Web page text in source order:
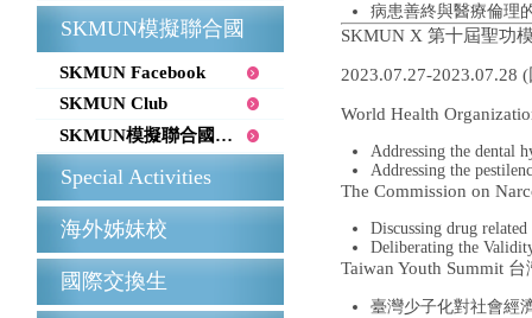
SKMUN模擬聯合國
SKMUN Facebook
SKMUN Club
SKMUN模擬聯合國會議
Special Activities
海外姊妹校
國際交換生
病患善終與醫療倫理
SKMUN X 第十屆聖功
2023.07.27-2023.07.28
World Health
Addressing the dental
Addressing the
The Commission on
Discussing drug
Deliberating the
Taiwan Youth Summit
臺灣少子化對社會經